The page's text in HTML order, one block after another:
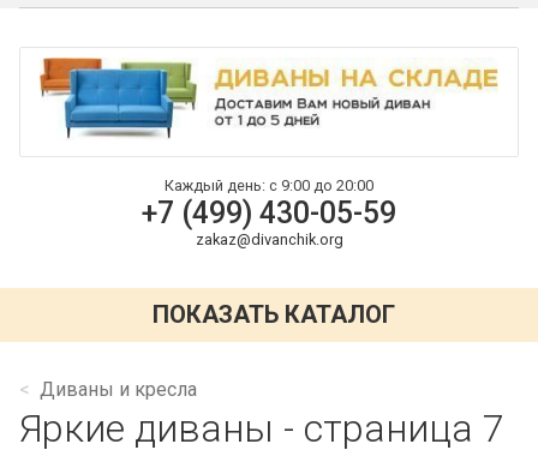
Оплата и доставка
Контакты
Каждый день: с 9:00 до 20:00
+7 (499) 430-05-59
zakaz@divanchik.org
ПОКАЗАТЬ КАТАЛОГ
Диваны и кресла
Яркие диваны - страница 7